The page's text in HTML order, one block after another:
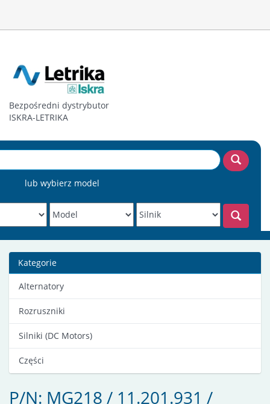
Bezpośredni dystrybutor
ISKRA-LETRIKA
lub wybierz model
Kategorie
Alternatory
Rozruszniki
Silniki (DC Motors)
Części
P/N: MG218 / 11.201.931 /